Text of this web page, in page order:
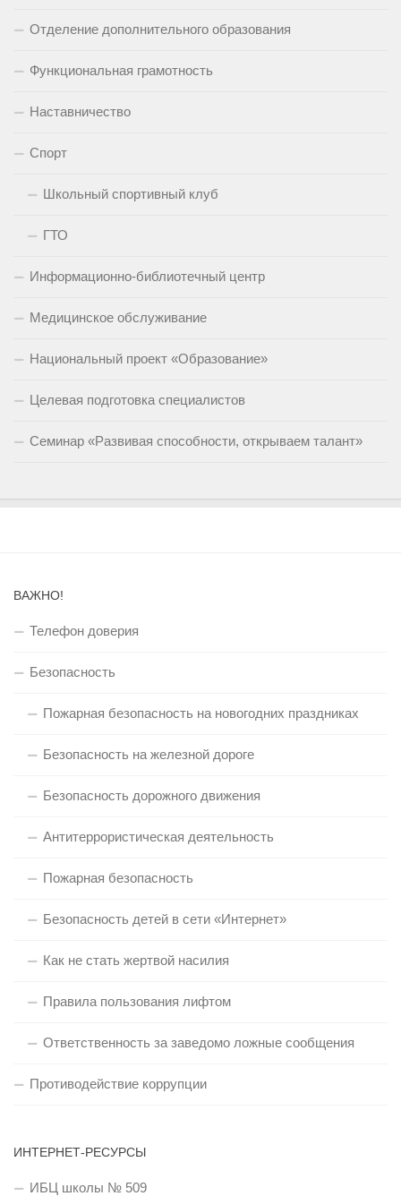
Отделение дополнительного образования
Функциональная грамотность
Наставничество
Спорт
Школьный спортивный клуб
ГТО
Информационно-библиотечный центр
Медицинское обслуживание
Национальный проект «Образование»
Целевая подготовка специалистов
Семинар «Развивая способности, открываем талант»
ВАЖНО!
Телефон доверия
Безопасность
Пожарная безопасность на новогодних праздниках
Безопасность на железной дороге
Безопасность дорожного движения
Антитеррористическая деятельность
Пожарная безопасность
Безопасность детей в сети «Интернет»
Как не стать жертвой насилия
Правила пользования лифтом
Ответственность за заведомо ложные сообщения
Противодействие коррупции
ИНТЕРНЕТ-РЕСУРСЫ
ИБЦ школы № 509